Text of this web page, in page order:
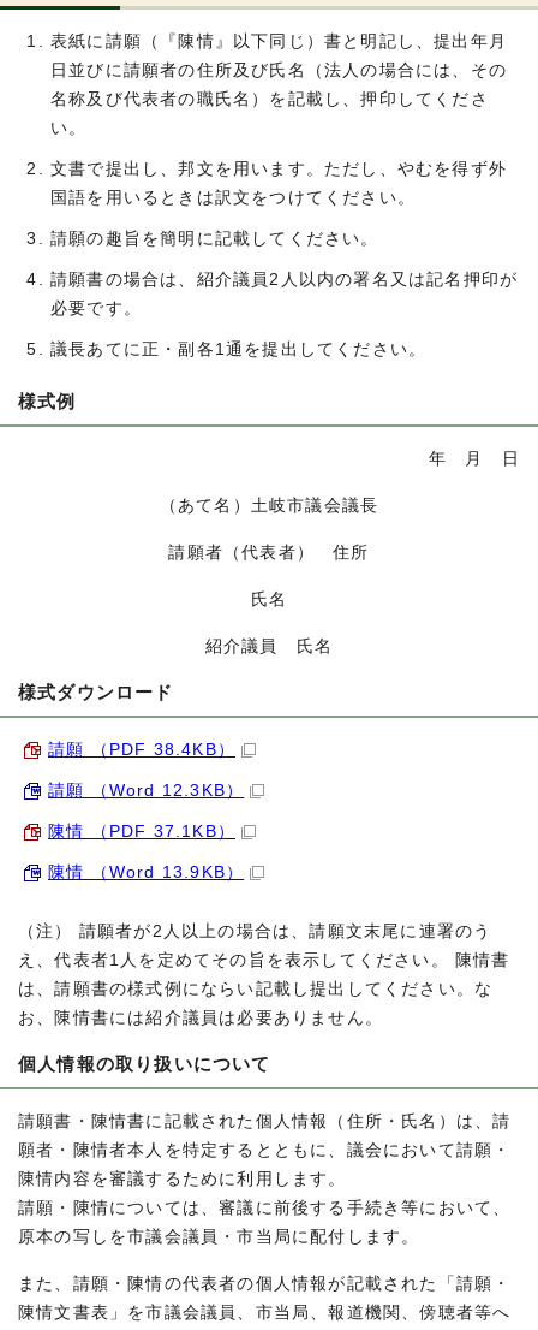
表紙に請願（『陳情』以下同じ）書と明記し、提出年月
日並びに請願者の住所及び氏名（法人の場合には、その
名称及び代表者の職氏名）を記載し、押印してくださ
い。
文書で提出し、邦文を用います。ただし、やむを得ず外
国語を用いるときは訳文をつけてください。
請願の趣旨を簡明に記載してください。
請願書の場合は、紹介議員2人以内の署名又は記名押印が
必要です。
議長あてに正・副各1通を提出してください。
様式例
年 月 日
（あて名）土岐市議会議長
請願者（代表者） 住所
氏名
紹介議員 氏名
様式ダウンロード
請願 （PDF 38.4KB）
請願 （Word 12.3KB）
陳情 （PDF 37.1KB）
陳情 （Word 13.9KB）
（注） 請願者が2人以上の場合は、請願文末尾に連署のう
え、代表者1人を定めてその旨を表示してください。 陳情書
は、請願書の様式例にならい記載し提出してください。な
お、陳情書には紹介議員は必要ありません。
個人情報の取り扱いについて
請願書・陳情書に記載された個人情報（住所・氏名）は、請
願者・陳情者本人を特定するとともに、議会において請願・
陳情内容を審議するために利用します。
請願・陳情については、審議に前後する手続き等において、
原本の写しを市議会議員・市当局に配付します。
また、請願・陳情の代表者の個人情報が記載された「請願・
陳情文書表」を市議会議員、市当局、報道機関、傍聴者等へ